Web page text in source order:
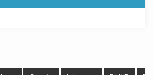
Geriatri Informasi PMKP